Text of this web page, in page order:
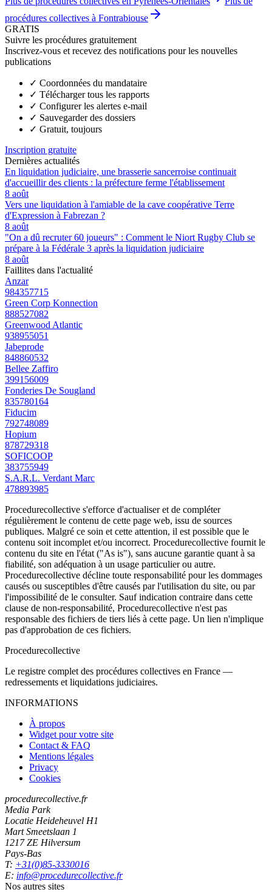
procédures collectives à Fontrabiouse
GRATIS
Suivre les procédures gratuitement
Inscrivez-vous et recevez des notifications pour les nouvelles
publications
✓ Coordonnées du mandataire
✓ Télécharger tous les rapports
✓ Configurer les alertes e-mail
✓ Sauvegarder des dossiers
✓ Gratuit, toujours
Inscription gratuite
Dernières actualités
En liquidation judiciaire, une brasserie sancerroise continuait
d'accueillir des clients : la préfecture ferme l'établissement
8 août
Vers une liquidation à l'amiable de la cave coopérative Terre
d'Expression à Fabrezan ?
8 août
"On a dû recruter 60 joueurs" : Comment le Niort Rugby Club se
prépare à la Fédérale 3 après la liquidation judiciaire
8 août
Faillites dans l'actualité
Anzar
984357715
Green Corp Konnection
888527082
Greenwood Atlantic
938955051
Jabeprode
848860532
Bellee Zaffiro
399156009
Fonderies De Sougland
835780164
Fiducim
792748089
Hopium
878729318
SOFICOOP
383755949
S.A.R.L. Verdant Marc
478893985
Procedurecollective s'efforce d'actualiser et de compléter
régulièrement le contenu de cette page web, issu de sources
publiques. Malgré ce soin et cette attention, il est possible que le
contenu soit incomplet et/ou incorrect. Procedurecollective fournit le
contenu du site en l'état ("As is"), sans aucune garantie quant à sa
fiabilité, son adéquation à un usage particulier ou autre.
Procedurecollective décline toute responsabilité pour les dommages
causés ou susceptibles d'être causés par l'utilisation du site, ou par
l'impossibilité de le consulter. Sauf indication contraire dans cette
clause de non-responsabilité, Procedurecollective n'est pas
responsable des fichiers de tiers liés à cette page. Un lien n'implique
pas d'approbation de ces fichiers.
Procedurecollective
Le registre complet des procédures collectives en France —
redressements et liquidations judiciaires.
INFORMATIONS
À propos
Widget pour votre site
Contact & FAQ
Mentions légales
Privacy
Cookies
procedurecollective.fr
Media Park
Locatie Heideheuvel H1
Mart Smeetslaan 1
1217 ZE Hilversum
Pays-Bas
T: +31(0)85-3330016
E: info@procedurecollective.fr
Nos autres sites